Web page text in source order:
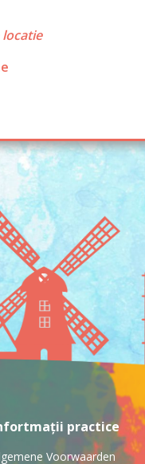
practice
Voorwaarden